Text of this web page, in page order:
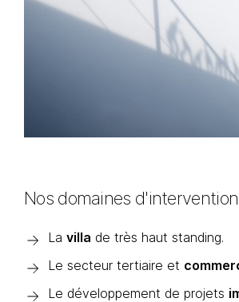
Nos domaines d'intervention
La villa de très haut standing.
Le secteur tertiaire et
Le développement de projets